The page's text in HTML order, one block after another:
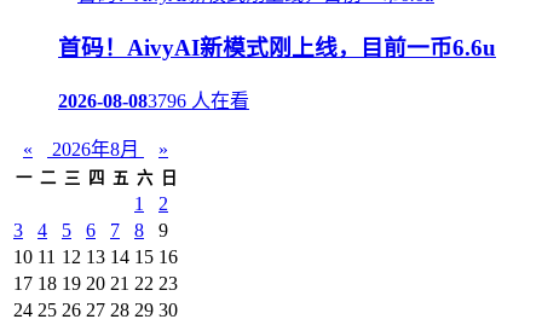
首码！AivyAI新模式刚上线，目前一币6.6u
2026-08-083796 人在看
« 2026年8月 »
一 二 三 四 五 六 日
1
2
3
4 5 6 7 8
9
10 11 12 13 14 15 16
17 18 19 20 21 22 23
24 25 26 27 28 29 30